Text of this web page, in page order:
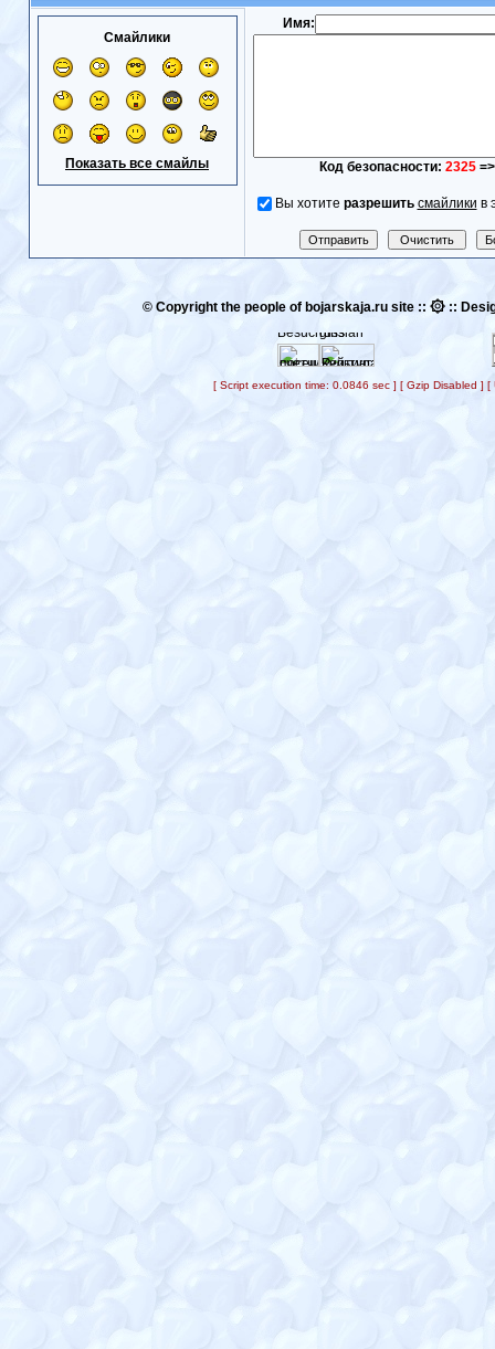
Смайлики
Показать все смайлы
Имя:
Код безопасности: 2325=>
Вы хотите разрешить смайлики в
© Copyright the people of bojarskaja.ru site :: ۞ ::
[ Script execution time: 0.0846 sec ] [ Gzip Disabled ] [